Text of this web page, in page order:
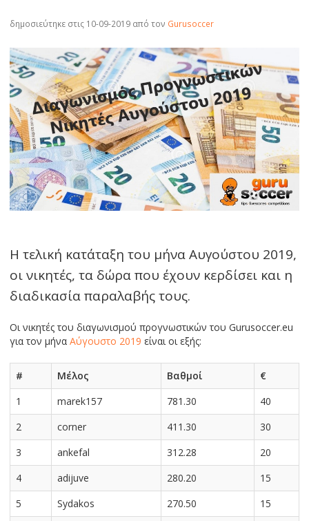
δημοσιεύτηκε στις 10-09-2019 από τον Gurusoccer
Η τελική κατάταξη του μήνα Αυγούστου 2019,
οι νικητές, τα δώρα που έχουν κερδίσει και η
διαδικασία παραλαβής τους.
Οι νικητές του διαγωνισμού πρoγνωστικών του Gurusoccer.eu
για τον μήνα Αύγουστο 2019 είναι οι εξής:
# Μέλος Βαθμοί
€
1
marek157 781.30
40
2
corner 411.30
30
3
ankefal 312.28
20
4
adijuve 280.20
15
5
Sydakos 270.50
15